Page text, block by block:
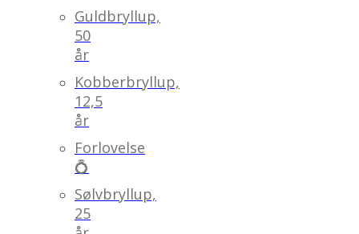
Guldbryllup,
50
år
Kobberbryllup,
12,5
år
Forlovelse
💍
Sølvbryllup,
25